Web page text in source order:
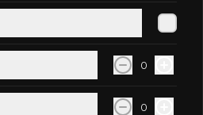
$7.990
Pollo, queso crema, palta, envuelto en
sésamo o ciboulette.
0
0